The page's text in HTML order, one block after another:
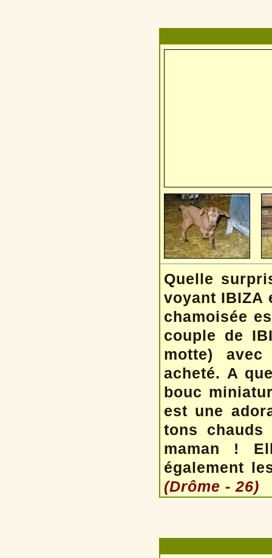
Quelle
voyant IBIZA
chamoisée
couple de
motte)
acheté. A
bouc
est une
tons chauds
maman !
également
(Drôme - 26)